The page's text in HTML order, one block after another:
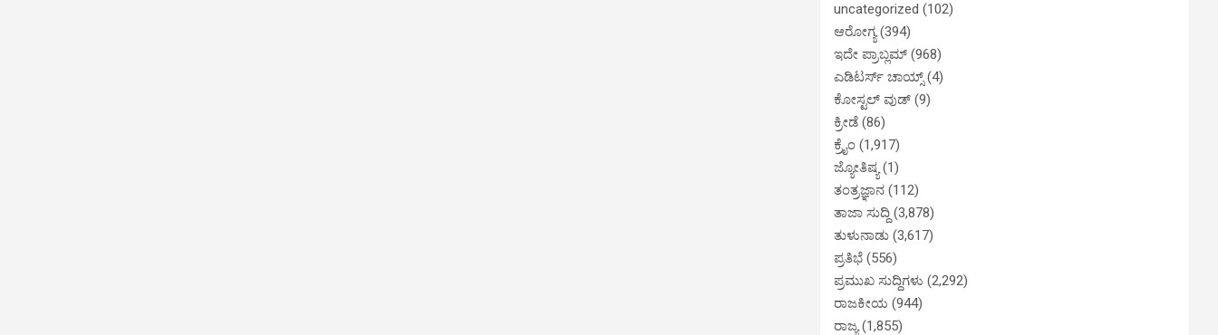
uncategorized (102)
ಆರೋಗ್ಯ(394)
ಇದೇ ಪ್ರಾಬ್ಲಮ್ (968)
ಎಡಿಟರ್ಸ್ ಚಾಯ್ಸ್(4)
ಕೋಸ್ಟಲ್ ವುಡ್ (9)
ಕ್ರೀಡೆ (86)
ಕ್ರೈಂ (1,917)
ಜ್ಯೋತಿಷ್ಯ(1)
ತಂತ್ರಜ್ಞಾನ (112)
ತಾಜಾ ಸುದ್ದಿ (3,878)
ತುಳುನಾಡು (3,617)
ಪ್ರತಿಭೆ (556)
ಪ್ರಮುಖ ಸುದ್ದಿಗಳು (2,292)
ರಾಜಕೀಯ (944)
ರಾಜ್ಯ(1,855)